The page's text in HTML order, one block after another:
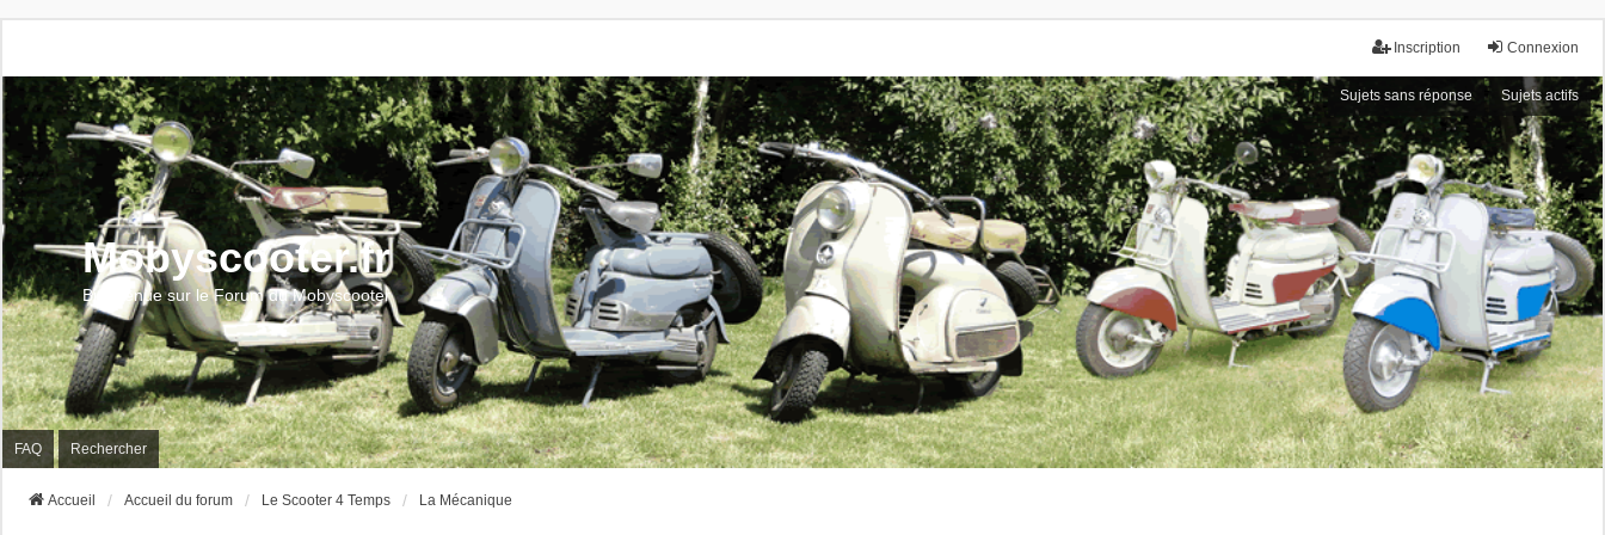
Connexion
Inscription
Sujets sans réponse Sujets actifs
Mobyscooter.fr
Bienvenue sur le Forum du Mobyscooter
FAQ Rechercher
Accueil Accueil du forum Le Scooter 4 Temps La Mécanique